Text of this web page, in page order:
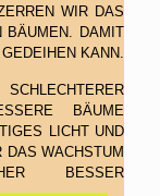
WIR DAS
BÄUMEN. DAMIT
KANN.
BÄUME
LICHT UND
DAS WACHSTUM
BESSER